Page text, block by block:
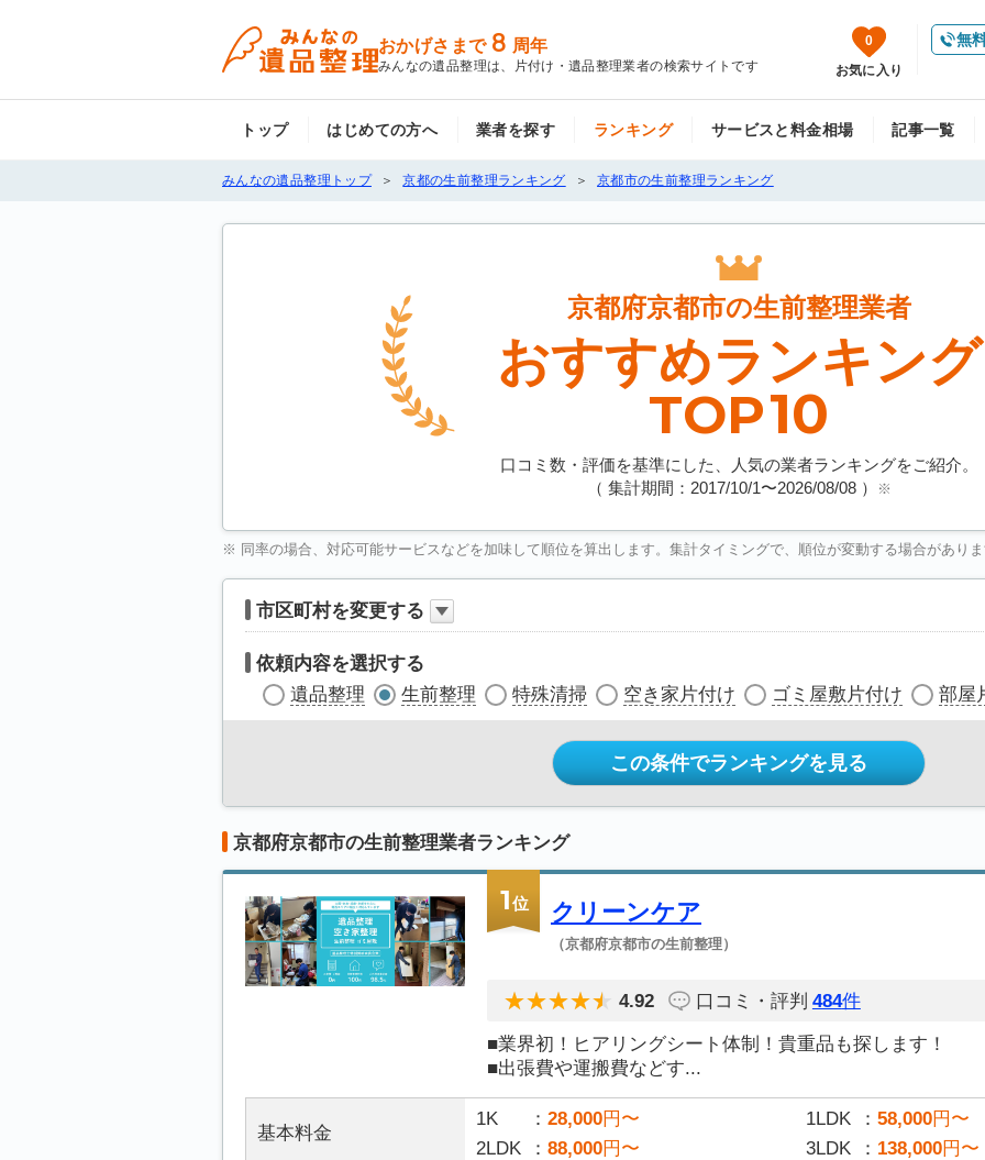
おかげさまで 8 周年
みんなの遺品整理は、片付け・遺品整理業者の検索サイトです
0
お気に入り
無
トップ はじめての方へ 業者を探す ランキング サービスと料金相場 記事一覧
みんなの遺品整理トップ 京都の生前整理ランキング 京都市の生前整理ランキング
京都府京都市の生前整理業者
おすすめランキング
TOP10
口コミ数・評価を基準にした、人気の業者ランキングをご紹介。
（ 集計期間：2017/10/1〜2026/08/08） ※
※ 同率の場合、対応可能サービスなどを加味して順位を算出します。集計タイミングで、順位が変動する場合がありま
市区町村を変更する
依頼内容を選択する
遺品整理
生前整理 特殊清掃 空き家片付け ゴミ屋敷片付け 部屋
この条件でランキングを見る
京都府京都市の生前整理業者ランキング
1位 クリーンケア
（京都府京都市の生前整理）
4.92 口コミ・評判 484件
■業界初！ヒアリングシート体制！貴重品も探します！
■出張費や運搬費などす...
基本料金
1K 28,000円〜 1LDK 58,000円〜
2LDK
88,000円〜 3LDK 138,000円〜